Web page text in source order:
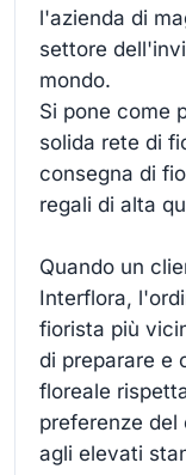
l'azienda di
settore
mondo.
Si pone come
solida rete di
consegna di
regali di alta
Quando un
Interflora,
fiorista più
di preparare e
floreale
preferenze del
agli elevati